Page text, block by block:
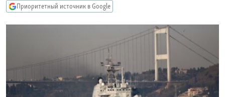
Вернутся
КАВКАЗ.РЕАЛИИ
РАСПИСАНИЕ ВЕЩАНИЯ
ПОДПИШИТЕСЬ НА РАССЫЛКУ
Приоритетный источник в Google